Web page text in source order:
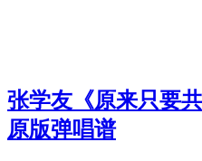
张学友《原来只要
原版弹唱谱